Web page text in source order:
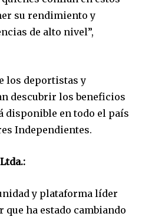
su rendimiento y
de alto nivel”,
los deportistas y
descubrir los beneficios
disponible en todo el país
Independientes.
y plataforma líder
ha estado cambiando